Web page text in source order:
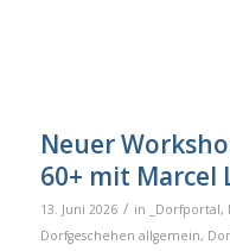
Neuer
60+ mit Marcel
13. Juni 2026 / in _Dorfportal,
Dorfgeschehen allgemein,